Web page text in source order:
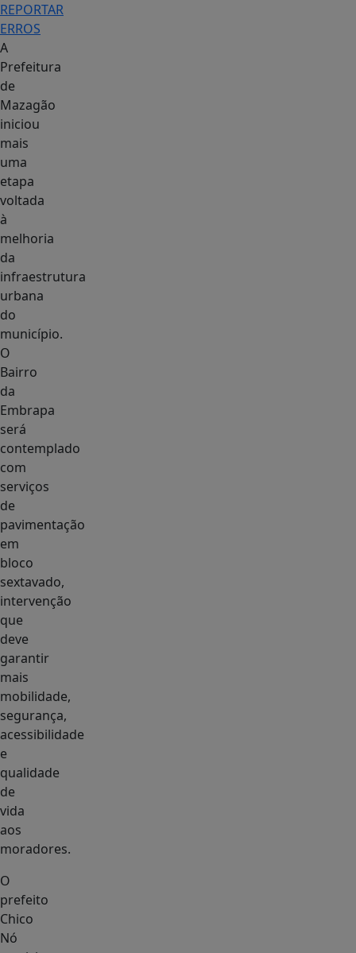
REPORTAR
ERROS
A
Prefeitura
de
Mazagão
iniciou
mais
uma
etapa
voltada
à
melhoria
da
infraestrutura
urbana
do
município.
O
Bairro
da
Embrapa
será
contemplado
com
serviços
de
pavimentação
em
bloco
sextavado,
intervenção
que
deve
garantir
mais
mobilidade,
segurança,
acessibilidade
e
qualidade
de
vida
aos
moradores.
O
prefeito
Chico
Nó